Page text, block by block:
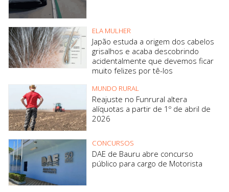
ELA MULHER
Japão estuda a origem dos cabelos
grisalhos e acaba descobrindo
acidentalmente que devemos ficar
muito felizes por tê-los
MUNDO RURAL
Reajuste no Funrural altera
alíquotas a partir de 1º de abril de
2026
CONCURSOS
DAE de Bauru abre concurso
público para cargo de Motorista